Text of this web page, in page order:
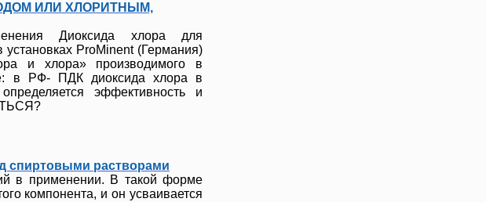
ИЛИ ХЛОРИТНЫМ,
Диоксида хлора для
ProMinent (Германия)
и хлора» производимого в
в РФ- ПДК диоксида хлора в
эффективность и
спиртовыми растворами
в применении. В такой форме
компонента, и он усваивается